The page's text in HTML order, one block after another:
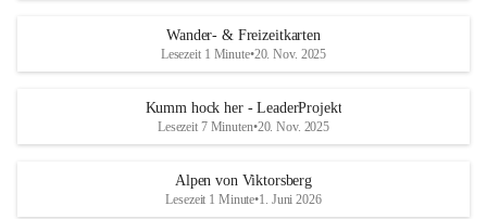
Wander- & Freizeitkarten
Lesezeit 1 Minute•20. Nov. 2025
Kumm hock her - LeaderProjekt
Lesezeit 7 Minuten•20. Nov. 2025
Alpen von Viktorsberg
Lesezeit 1 Minute•1. Juni 2026